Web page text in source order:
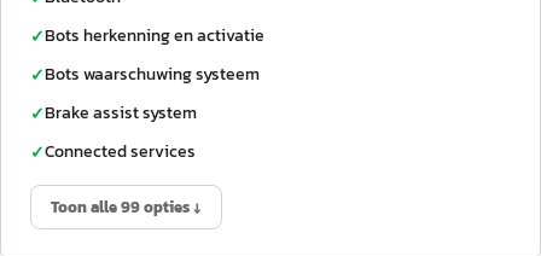
✓Bots herkenning en activatie
✓Bots waarschuwing systeem
✓Brake assist system
✓Connected services
Toon alle 99 opties ↓